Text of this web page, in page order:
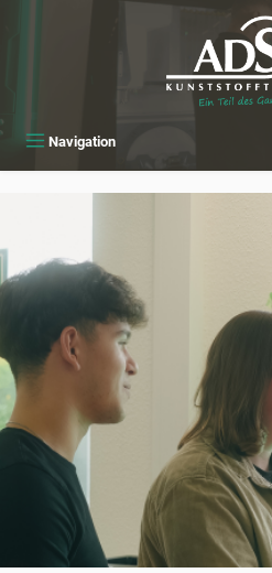
Navigation